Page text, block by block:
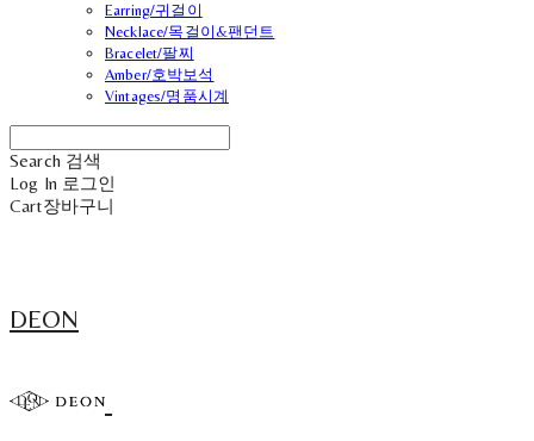
Earring/귀걸이
Necklace/목걸이&팬던트
Bracelet/팔찌
Amber/호박보석
Vintages/명품시계
Search 검색
Log In 로그인
Cart장바구니
DEON